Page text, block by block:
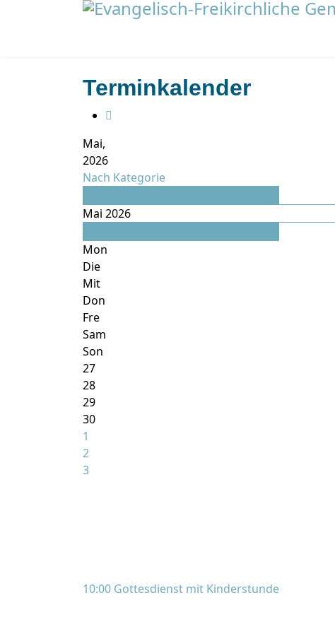
Terminkalender
Mai,
2026
Nach Kategorie
Mai 2026
Mon
Die
Mit
Don
Fre
Sam
Son
27
28
29
30
1
2
3
10:00 Gottesdienst mit Kinderstunde